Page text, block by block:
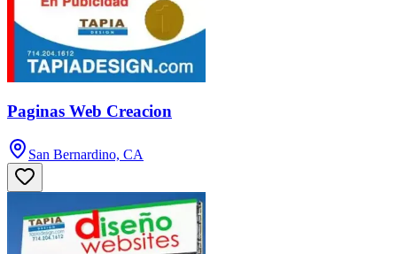
Paginas Web Creacion
San Bernardino, CA